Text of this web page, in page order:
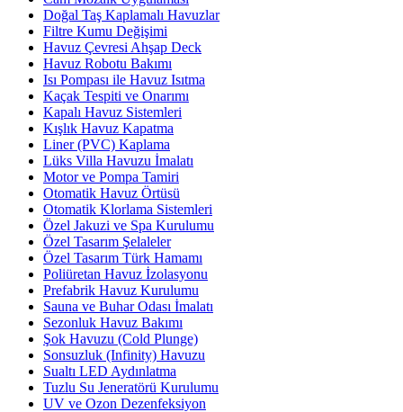
Doğal Taş Kaplamalı Havuzlar
Filtre Kumu Değişimi
Havuz Çevresi Ahşap Deck
Havuz Robotu Bakımı
Isı Pompası ile Havuz Isıtma
Kaçak Tespiti ve Onarımı
Kapalı Havuz Sistemleri
Kışlık Havuz Kapatma
Liner (PVC) Kaplama
Lüks Villa Havuzu İmalatı
Motor ve Pompa Tamiri
Otomatik Havuz Örtüsü
Otomatik Klorlama Sistemleri
Özel Jakuzi ve Spa Kurulumu
Özel Tasarım Şelaleler
Özel Tasarım Türk Hamamı
Poliüretan Havuz İzolasyonu
Prefabrik Havuz Kurulumu
Sauna ve Buhar Odası İmalatı
Sezonluk Havuz Bakımı
Şok Havuzu (Cold Plunge)
Sonsuzluk (Infinity) Havuzu
Sualtı LED Aydınlatma
Tuzlu Su Jeneratörü Kurulumu
UV ve Ozon Dezenfeksiyon